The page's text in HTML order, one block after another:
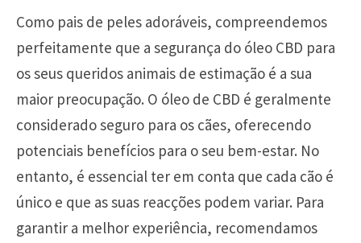
Como pais de peles adoráveis, compreendemos
perfeitamente que a segurança do óleo CBD para
os seus queridos animais de estimação é a sua
maior preocupação. O óleo de CBD é geralmente
considerado seguro para os cães, oferecendo
potenciais benefícios para o seu bem-estar. No
entanto, é essencial ter em conta que cada cão é
único e que as suas reacções podem variar. Para
garantir a melhor experiência, recomendamos